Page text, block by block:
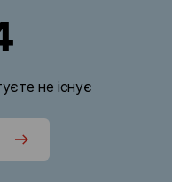
не існує